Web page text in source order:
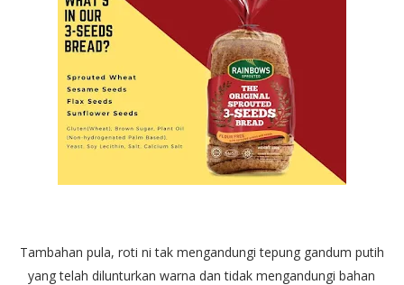
Tambahan pula, roti ni tak mengandungi tepung gandum putih
yang telah dilunturkan warna dan tidak mengandungi bahan